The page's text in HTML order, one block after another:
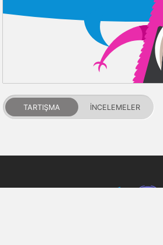
TARTIŞMA İNCELEMELER